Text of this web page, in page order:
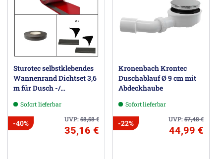
Sturotec selbstklebendes
Wannenrand Dichtset 3,6
m für Dusch -/
Sofort lieferbar
UVP:58,58€
-40%
35,16 €
Kronenbach Krontec
Duschablauf Ø 9 cm mit
Abdeckhaube
Sofort lieferbar
UVP:57,48€
-22%
44,99 €